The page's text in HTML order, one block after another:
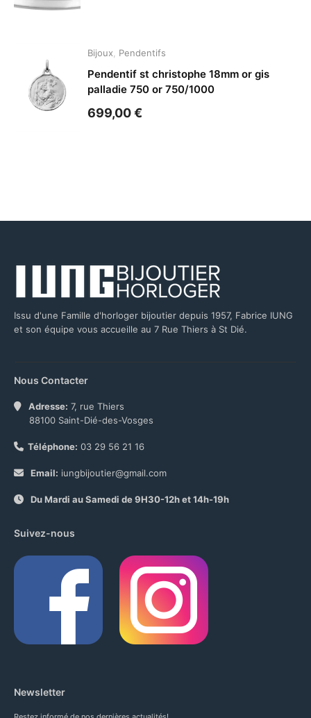
Bijoux Pendentifs
Pendentif st christophe 18mm or gis
palladie 750 or 750/1000
699,00€
Issu d'une Famille d'horloger bijoutier depuis 1957, Fabrice IUNG
et son équipe vous accueille au 7 Rue Thiers à St Dié.
Nous Contacter
Adresse: 7, rue Thiers
88100 Saint-Dié-des-Vosges
Téléphone: 03 29 56 21 16
Email: iungbijoutier@gmail.com
Du Mardi au Samedi de 9H30-12h et 14h-19h
Suivez-nous
Newsletter